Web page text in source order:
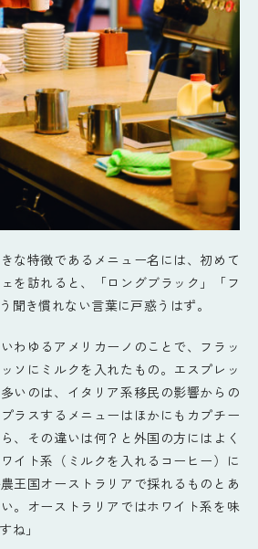
な特徴であるメニュー名には、初めて
を訪れると、「ロングブラック」「フ
聞き慣れない言葉に戸惑うはず。
わゆるアメリカーノのことで、フラッ
ソにミルクを入れたもの。エスプレッ
いのは、イタリア系移民の影響からの
ラスするメニューはほかにもカプチー
、その違いは何？と外国の方にはよく
イト系（ミルクを入れるコーヒー）に
王国オーストラリアで採れるものとあ
。オーストラリアではホワイト系を味
ね」